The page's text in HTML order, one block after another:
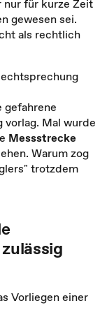
nur für kurze Zeit
gewesen sei.
als rechtlich
gefahrene
Mal wurde
Messstrecke
Warum zog
trotzdem
Vorliegen einer